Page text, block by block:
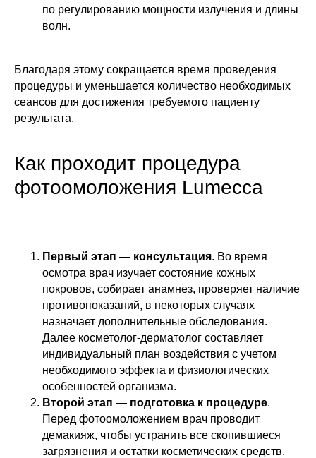
по регулированию мощности излучения и длины
волн.
Благодаря этому сокращается время проведения
процедуры и уменьшается количество необходимых
сеансов для достижения требуемого пациенту
результата.
Как проходит процедура
фотоомоложения Lumecca
Первый этап — консультация. Во время
осмотра врач изучает состояние кожных
покровов, собирает анамнез, проверяет наличие
противопоказаний, в некоторых случаях
назначает дополнительные обследования.
Далее косметолог-дерматолог составляет
индивидуальный план воздействия с учетом
необходимого эффекта и физиологических
особенностей организма.
Второй этап — подготовка к процедуре.
Перед фотоомоложением врач проводит
демакияж, чтобы устранить все скопившиеся
загрязнения и остатки косметических средств.